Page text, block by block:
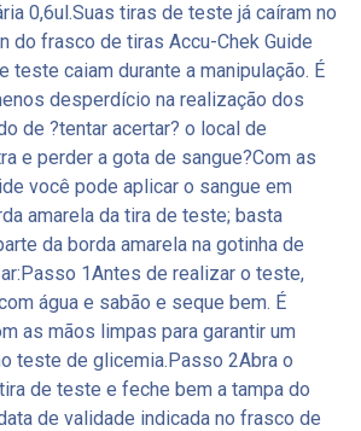
0,6ul.Suas tiras de teste já caíram no
do frasco de tiras Accu-Chek Guide
teste caiam durante a manipulação. É
desperdício na realização dos
de ?tentar acertar? o local de
e perder a gota de sangue?Com as
você pode aplicar o sangue em
amarela da tira de teste; basta
da borda amarela na gotinha de
1Antes de realizar o teste,
água e sabão e seque bem. É
as mãos limpas para garantir um
teste de glicemia.Passo 2Abra o
de teste e feche bem a tampa do
de validade indicada no frasco de